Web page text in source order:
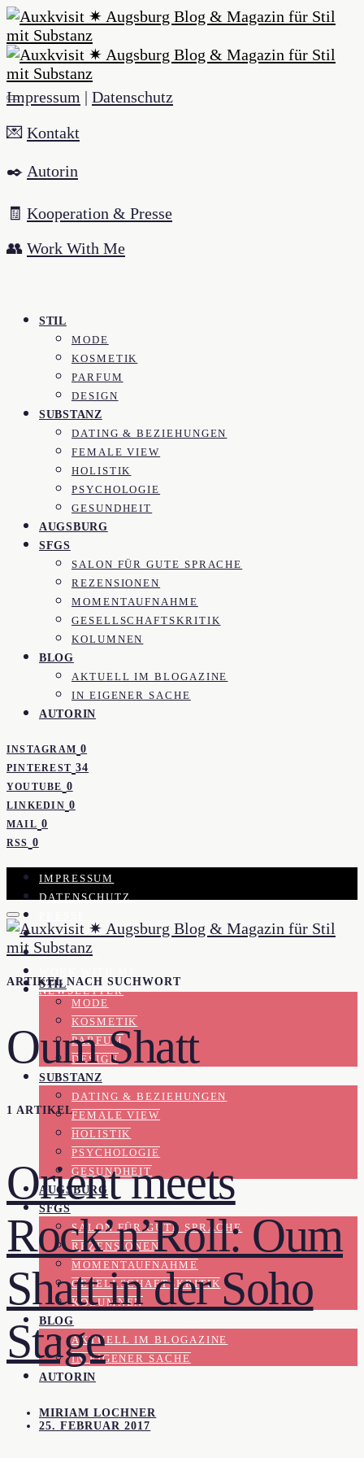
Impressum | Datenschutz
💌 Kontakt
✒️ Autorin
🧾 Kooperation & Presse
👥 Work With Me
STIL
MODE
KOSMETIK
PARFUM
DESIGN
SUBSTANZ
DATING & BEZIEHUNGEN
FEMALE VIEW
HOLISTIK
PSYCHOLOGIE
GESUNDHEIT
AUGSBURG
SFGS
SALON FÜR GUTE SPRACHE
REZENSIONEN
MOMENTAUFNAHME
GESELLSCHAFTSKRITIK
KOLUMNEN
BLOG
AKTUELL IM BLOGAZINE
IN EIGENER SACHE
AUTORIN
INSTAGRAM 0
PINTEREST 34
YOUTUBE 0
LINKEDIN 0
MAIL 0
RSS 0
IMPRESSUM
DATENSCHUTZ
KOOPERATION
KONTAKT
NEWSLETTER
STIL
MODE
KOSMETIK
PARFUM
DESIGN
SUBSTANZ
DATING & BEZIEHUNGEN
FEMALE VIEW
HOLISTIK
PSYCHOLOGIE
GESUNDHEIT
AUGSBURG
SFGS
SALON FÜR GUTE SPRACHE
REZENSIONEN
MOMENTAUFNAHME
GESELLSCHAFTSKRITIK
KOLUMNEN
BLOG
AKTUELL IM BLOGAZINE
IN EIGENER SACHE
AUTORIN
ARTIKEL NACH SUCHWORT
Oum Shatt
1 ARTIKEL
Orient meets
Rock’n’Roll: Oum
Shatt in der Soho
Stage
MIRIAM LOCHNER
25. FEBRUAR 2017